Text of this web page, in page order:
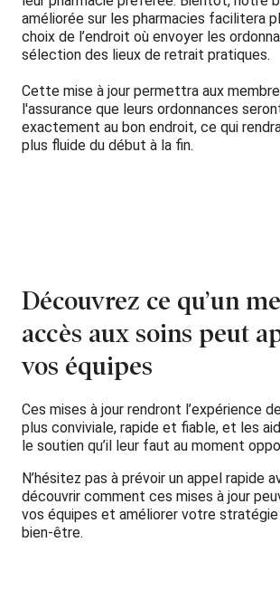
améliorée sur les pharmacies facilitera
choix de l’endroit où envoyer les
sélection des lieux de retrait pratiques.
Cette mise à jour permettra aux
l'assurance que leurs ordonnances
exactement au bon endroit, ce qui
plus fluide du début à la fin.
Découvrez ce qu’un
accès aux soins peut
vos équipes
Ces mises à jour rendront l’expérience
plus conviviale, rapide et fiable, et les
le soutien qu’il leur faut au moment
N’hésitez pas à prévoir un appel rapide
découvrir comment ces mises à jour
vos équipes et améliorer votre
bien-être.